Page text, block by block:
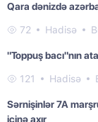
Qara dənizdə
72 Hadisə
"Toppuş bacı"nın
121 Hadisə
Sərnişinlər 7A
içinə axır